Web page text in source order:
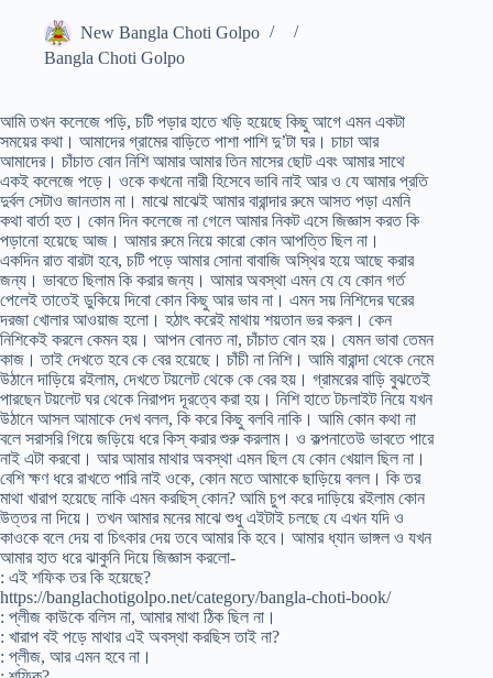
New Bangla Choti Golpo
Bangla Choti Golpo
আমি তখন কলেজে পড়ি, চটি পড়ার হাতে খড়ি হয়েছে কিছু আগে এমন একটা
সময়ের কথা। আমাদের গ্রামের বাড়িতে পাশা পাশি দু’টা ঘর। চাচা আর
আমাদের। চাঁচাত বোন নিশি আমার আমার তিন মাসের ছোট এবং আমার সাথে
একই কলেজে পড়ে। ওকে কখনো নারী হিসেবে ভাবি নাই আর ও যে আমার প্রতি
দুর্বল সেটাও জানতাম না। মাঝে মাঝেই আমার বারান্দার রুমে আসত পড়া এমনি
কথা বার্তা হত। কোন দিন কলেজে না গেলে আমার নিকট এসে জিজ্ঞাস করত কি
পড়ানো হয়েছে আজ। আমার রুমে নিয়ে কারো কোন আপত্তি ছিল না।
একদিন রাত বারটা হবে, চটি পড়ে আমার সোনা বাবাজি অস্থির হয়ে আছে করার
জন্য। ভাবতে ছিলাম কি করার জন্য। আমার অবস্থা এমন যে যে কোন গর্ত
পেলেই তাতেই ডুকিয়ে দিবো কোন কিছু আর ভাব না। এমন সয় নিশিদের ঘরের
দরজা খোলার আওয়াজ হলো। হঠাৎ করেই মাথায় শয়তান ভর করল। কেন
নিশিকেই করলে কেমন হয়। আপন বোনত না, চাঁচাত বোন হয়। যেমন ভাবা তেমন
কাজ। তাই দেখতে হবে কে বের হয়েছে। চাঁচী না নিশি। আমি বারান্দা থেকে নেমে
উঠানে দাড়িয়ে রইলাম, দেখতে টয়লেট থেকে কে বের হয়। গ্রামরের বাড়ি বুঝতেই
পারছেন টয়লেট ঘর থেকে নিরাপদ দূরত্বে করা হয়। নিশি হাতে টচলাইট নিয়ে যখন
উঠানে আসল আমাকে দেখ বলল, কি করে কিছু বলবি নাকি। আমি কোন কথা না
বলে সরাসরি গিয়ে জড়িয়ে ধরে কিস্‌ করার শুরু করলাম। ও কল্পনাতেউ ভাবতে পারে
নাই এটা করবো। আর আমার মাথার অবস্থা এমন ছিল যে কোন খেয়াল ছিল না।
বেশি ক্ষণ ধরে রাখতে পারি নাই ওকে, কোন মতে আমাকে ছাড়িয়ে বলল। কি তর
মাথা খারাপ হয়েছে নাকি এমন করছিস্‌ কোন? আমি চুপ করে দাড়িয়ে রইলাম কোন
উত্তর না দিয়ে। তখন আমার মনের মাঝে শুধু এইটাই চলছে যে এখন যদি ও
কাওকে বলে দেয় বা চিৎকার দেয় তবে আমার কি হবে। আমার ধ্যান ভাঙ্গল ও যখন
আমার হাত ধরে ঝাকুনি দিয়ে জিজ্ঞাস করলো-
: এই শফিক তর কি হয়েছে?
https://banglachotigolpo.net/category/bangla-choti-book/
: প্লীজ কাউকে বলিস না, আমার মাথা ঠিক ছিল না।
: খারাপ বই পড়ে মাথার এই অবস্থা করছিস তাই না?
: প্লীজ, আর এমন হবে না।